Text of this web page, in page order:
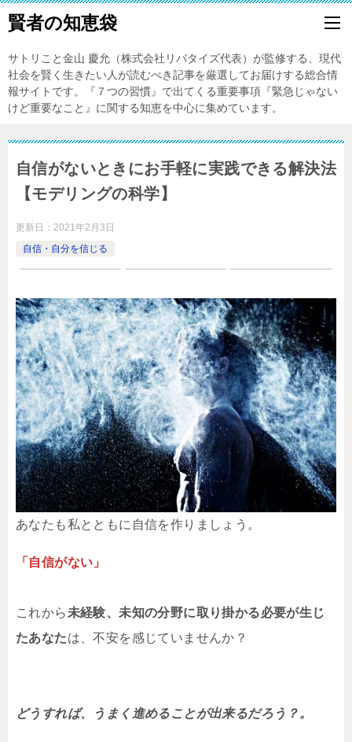
賢者の知恵袋
サトリこと金山 慶允（株式会社リバタイズ代表）が監修する、現代
社会を賢く生きたい人が読むべき記事を厳選してお届けする総合情
報サイトです。『７つの習慣』で出てくる重要事項『緊急じゃない
けど重要なこと』に関する知恵を中心に集めています。
自信がないときにお手軽に実践できる解決法
【モデリングの科学】
更新日： 2021年2月3日
自信・自分を信じる
あなたも私とともに自信を作りましょう。
「自信がない」
これから未経験、未知の分野に取り掛かる必要が生じ
たあなたは、不安を感じていませんか？
どうすれば、うまく進めることが出来るだろう？。